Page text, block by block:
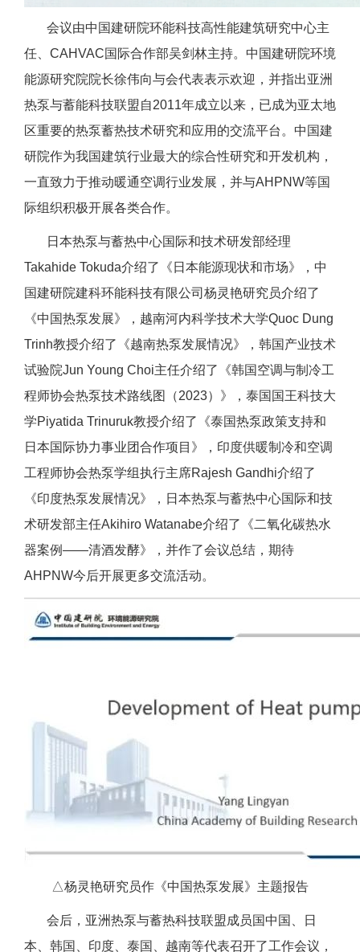
会议由中国建研院环能科技高性能建筑研究中心主
任、CAHVAC国际合作部吴剑林主持。中国建研院环境
能源研究院院长徐伟向与会代表表示欢迎，并指出亚洲
热泵与蓄能科技联盟自2011年成立以来，已成为亚太地
区重要的热泵蓄热技术研究和应用的交流平台。中国建
研院作为我国建筑行业最大的综合性研究和开发机构，
一直致力于推动暖通空调行业发展，并与AHPNW等国
际组织积极开展各类合作。
日本热泵与蓄热中心国际和技术研发部经理
Takahide Tokuda介绍了《日本能源现状和市场》，中
国建研院建科环能科技有限公司杨灵艳研究员介绍了
《中国热泵发展》，越南河内科学技术大学Quoc Dung
Trinh教授介绍了《越南热泵发展情况》，韩国产业技术
试验院Jun Young Choi主任介绍了《韩国空调与制冷工
程师协会热泵技术路线图（2023）》，泰国国王科技大
学Piyatida Trinuruk教授介绍了《泰国热泵政策支持和
日本国际协力事业团合作项目》，印度供暖制冷和空调
工程师协会热泵学组执行主席Rajesh Gandhi介绍了
《印度热泵发展情况》，日本热泵与蓄热中心国际和技
术研发部主任Akihiro Watanabe介绍了《二氧化碳热水
器案例——清酒发酵》，并作了会议总结，期待
AHPNW今后开展更多交流活动。
△杨灵艳研究员作《中国热泵发展》主题报告
会后，亚洲热泵与蓄热科技联盟成员国中国、日
本、韩国、印度、泰国、越南等代表召开了工作会议，